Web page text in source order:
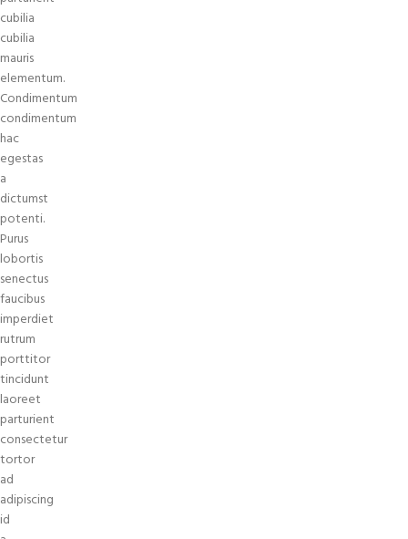
cubilia
cubilia
mauris
elementum.
Condimentum
condimentum
hac
egestas
a
dictumst
potenti.
Purus
lobortis
senectus
faucibus
imperdiet
rutrum
porttitor
tincidunt
laoreet
parturient
consectetur
tortor
ad
adipiscing
id